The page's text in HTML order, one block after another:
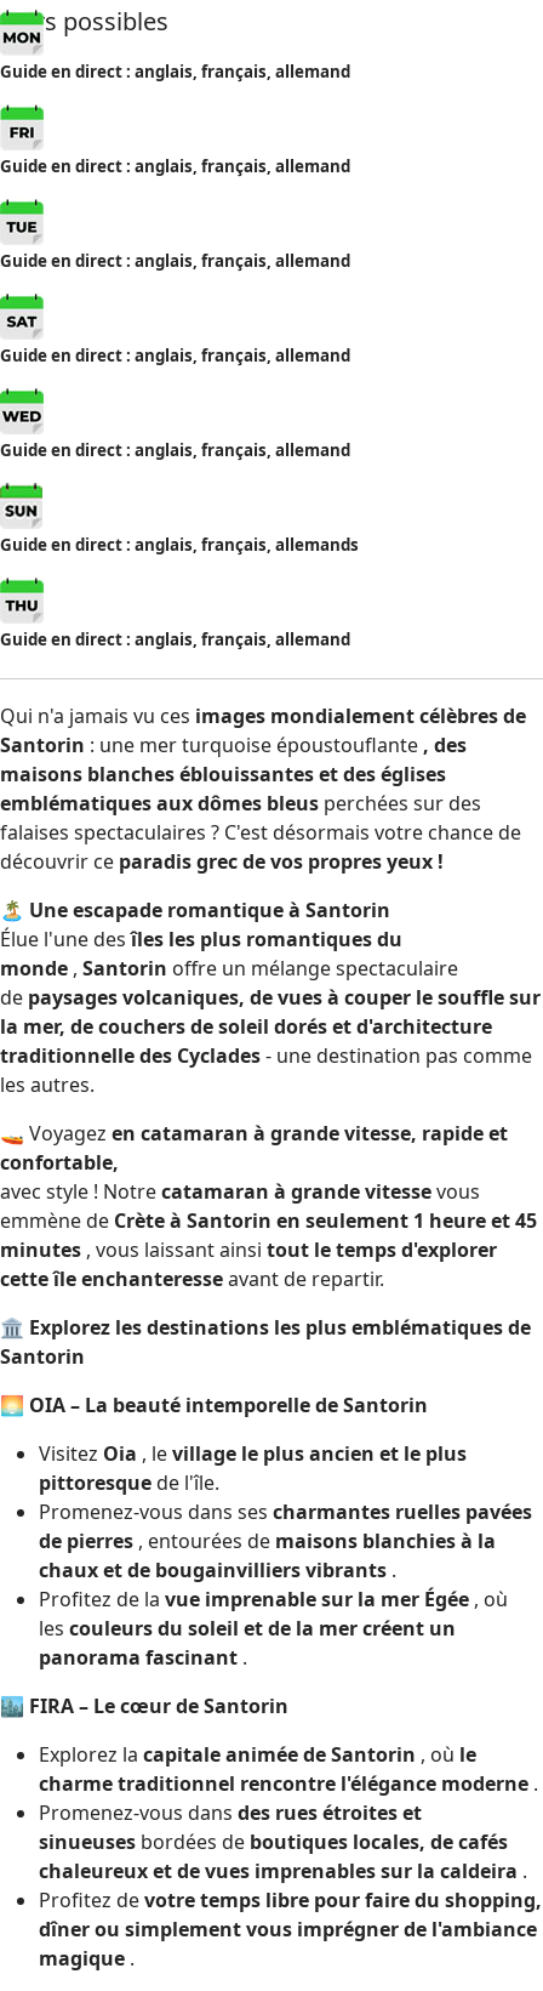
Jours possibles
Guide en direct : anglais, français, allemand
Guide en direct : anglais, français, allemand
Guide en direct : anglais, français, allemand
Guide en direct : anglais, français, allemand
Guide en direct : anglais, français, allemand
Guide en direct : anglais, français, allemands
Guide en direct : anglais, français, allemand
Qui n'a jamais vu ces images mondialement célèbres de
Santorin : une mer turquoise époustouflante , des
maisons blanches éblouissantes et des églises
emblématiques aux dômes bleus perchées sur des
falaises spectaculaires ? C'est désormais votre chance de
découvrir ce paradis grec de vos propres yeux !
🏝 Une escapade romantique à Santorin
Élue l'une desîles les plus romantiques du
monde , Santorin offre un mélange spectaculaire
de paysages volcaniques, de vues à couper le souffle sur
la mer, de couchers de soleil dorés et d'architecture
traditionnelle des Cyclades- une destination pas comme
les autres.
🚤 Voyagez en catamaran à grande vitesse, rapide et
confortable,
avec style ! Notrecatamaran à grande vitessevous
emmène de Crète à Santorin en seulement 1 heure et 45
minutes , vous laissant ainsi tout le temps d'explorer
cette île enchanteresseavant de repartir.
🏛 Explorez les destinations les plus emblématiques de
Santorin
🌅 OIA – La beauté intemporelle de Santorin
Visitez Oia , levillage le plus ancien et le plus
pittoresquede l'île.
Promenez-vous dans ses charmantes ruelles pavées
de pierres , entourées de maisons blanchies à la
chaux et de bougainvilliers vibrants .
Profitez de la vue imprenable sur la mer Égée , où
les couleurs du soleil et de la mer créent un
panorama fascinant .
🏙 FIRA – Le cœur de Santorin
Explorez la capitale animée de Santorin , où le
charme traditionnel rencontre l'élégance moderne .
Promenez-vous dans des rues étroites et
sinueuses bordées de boutiques locales, de cafés
chaleureux et de vues imprenables sur la caldeira .
Profitez devotre temps libre pour faire du shopping,
dîner ou simplement vous imprégner de l'ambiance
magique .